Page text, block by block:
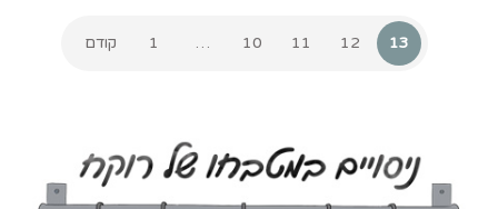
קודם 1 … 10 11 12 13